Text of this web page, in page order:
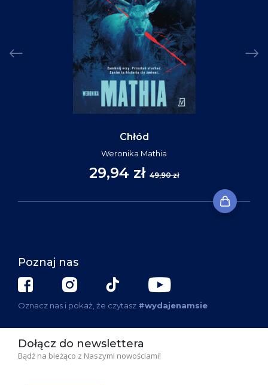
Chłód
Weronika Mathia
29,94 zł 49,90 zł
Poznaj nas
Oznacz nas i pokaż, że czytasz #wydajenamsie
Dołącz do newslettera
Bądź na bieżąco z Naszymi nowościami!